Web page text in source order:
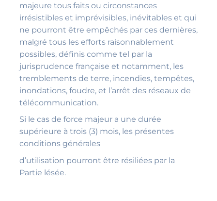
majeure tous faits ou circonstances
irrésistibles et imprévisibles, inévitables et qui
ne pourront être empêchés par ces dernières,
malgré tous les efforts raisonnablement
possibles, définis comme tel par la
jurisprudence française et notamment, les
tremblements de terre, incendies, tempêtes,
inondations, foudre, et l’arrêt des réseaux de
télécommunication.
Si le cas de force majeur a une durée
supérieure à trois (3) mois, les présentes
conditions générales
d’utilisation pourront être résiliées par la
Partie lésée.